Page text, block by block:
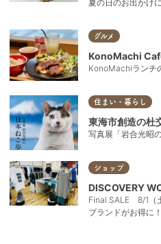
夏の日のお出かけに
グルメ
KonoMachi
KonoMachiランチ
住まい・暮らし
東海市創造の杜
写真展「岩合光昭
ショップ
DISCOVERY
Final SALE 8/1（
ブランドがお得に！